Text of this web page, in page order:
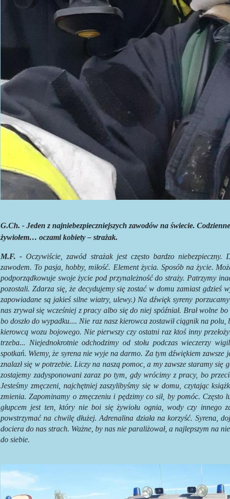
G.Ch. - Jeden z najniebezpieczniejszych zawodów na świecie.
żywiołem… oczami kobiety – strażak.
M.F. - Oczywiście, zawód strażak jest często bardzo
zawodem. To pasja, hobby, miłość. Element życia. Sposób na życie.
podporządkowuje swoje życie pod przynależność do straży. Patrzymy
pozostali. Zdarza się, że decydujemy się zostać w domu zamiast gdzieś
zapowiadane są jakieś silne wiatry, ulewy.) Na dźwięk syreny
nas zrywał się wcześniej z pracy albo się do niej spóźniał. Brał wolne
bo doszło do wypadku.... Nie raz nasz kierowca zostawił ciągnik na
kierowcą wozu bojowego. Nie pierwszy czy ostatni raz ktoś inny
trzeba... Niejednokrotnie odchodzimy od stołu podczas wieczerzy
spotkań. Wiemy, że syrena nie wyje na darmo. Za tym dźwiękiem
znalazł się w potrzebie. Liczy na naszą pomoc, a my zawsze staramy się
zostajemy zadysponowani zaraz po tym, gdy wrócimy z pracy, bo
Jesteśmy zmęczeni, najchętniej zaszylibyśmy się w domu, czytając
zmienia. Zapominamy o zmęczeniu i pędzimy co sił, by pomóc. Często
głupcem jest ten, który nie boi się żywiołu ognia, wody czy innego
powstrzymać na chwilę dłużej. Adrenalina działa na korzyść. Syrena,
dociera do nas strach. Ważne, by nas nie paraliżował, a najlepszym na
do siebie.